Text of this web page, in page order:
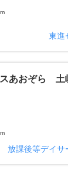
東進
あおぞら 土
放課後等デイ